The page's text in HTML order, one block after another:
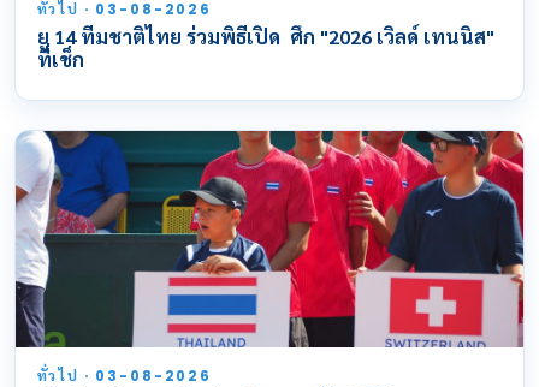
ทั่วไป · 03-08-2026
ยู 14 ทีมชาติไทย ร่วมพิธีเปิด ศึก "2026 เวิลด์ เทนนิส"
ที่เช็ก
ทั่วไป · 03-08-2026